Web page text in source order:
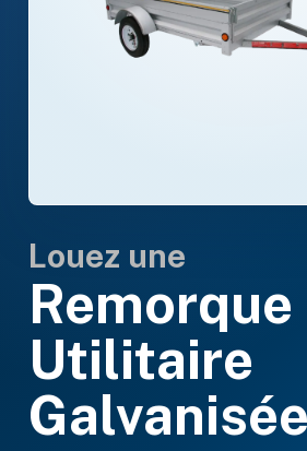
Louez une
Remorque
Utilitaire
Galvanisée